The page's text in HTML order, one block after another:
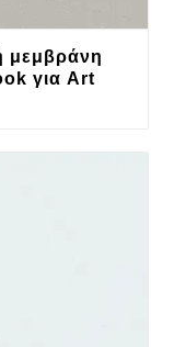
μεμβράνη
για Art